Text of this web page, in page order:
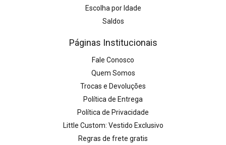
Escolha por Idade
Saldos
Páginas Institucionais
Fale Conosco
Quem Somos
Trocas e Devoluções
Política de Entrega
Política de Privacidade
Little Custom: Vestido Exclusivo
Regras de frete gratis